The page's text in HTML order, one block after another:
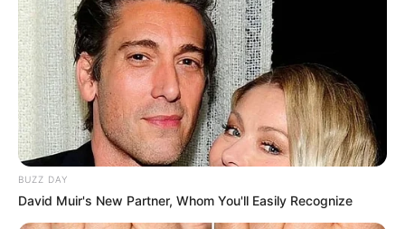
BUZZ DAY
David Muir's New Partner, Whom You'll Easily Recognize